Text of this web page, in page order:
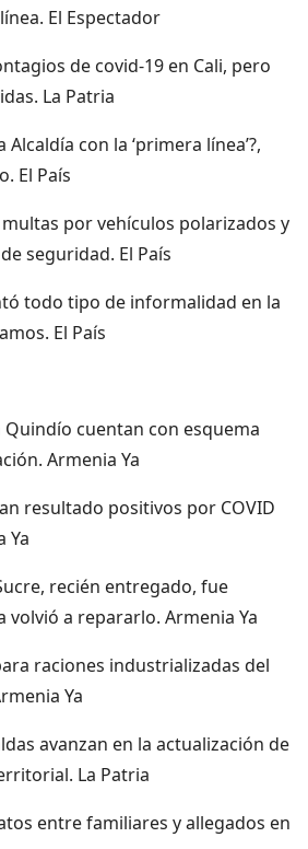
El Espectador
de covid-19 en Cali, pero
La Patria
con la ‘primera línea’?,
El País
por vehículos polarizados y
seguridad. El País
todo tipo de informalidad en la
El País
Quindío cuentan con esquema
Armenia Ya
resultado positivos por COVID
Ya
recién entregado, fue
volvió a repararlo. Armenia Ya
raciones industrializadas del
Ya
avanzan en la actualización de
La Patria
entre familiares y allegados en